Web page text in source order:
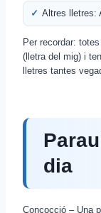
Altres lletres:
Per recordar:
(lletra del mig) i
lletres tantes
dia
Concocció – Una